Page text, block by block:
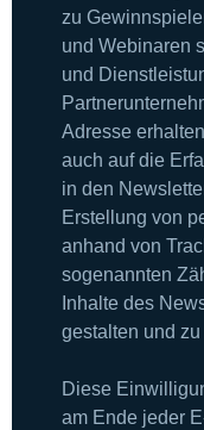
zu
und Webinaren
und
Adresse
auch auf die
in den
Erstellung von
anhand von
sogenannten
Inhalte des
gestalten und
Diese
am Ende jeder